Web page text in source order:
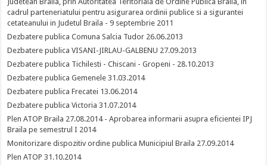
cadrul parteneriatului pentru asigurarea ordinii publice si a sigurantei
cetateanului in Judetul Braila - 9 septembrie 2011
Dezbatere publica Comuna Salcia Tudor 26.06.2013
Dezbatere publica VISANI-JIRLAU-GALBENU 27.09.2013
Dezbatere publica Tichilesti - Chiscani - Gropeni - 28.10.2013
Dezbatere publica Gemenele 31.03.2014
Dezbatere publica Frecatei 13.06.2014
Dezbatere publica Victoria 31.07.2014
Plen ATOP Braila 27.08.2014 - Aprobarea informarii asupra eficientei IPJ
Braila pe semestrul I 2014
Monitorizare dispozitiv ordine publica Municipiul Braila 27.09.2014
Plen ATOP 31.10.2014